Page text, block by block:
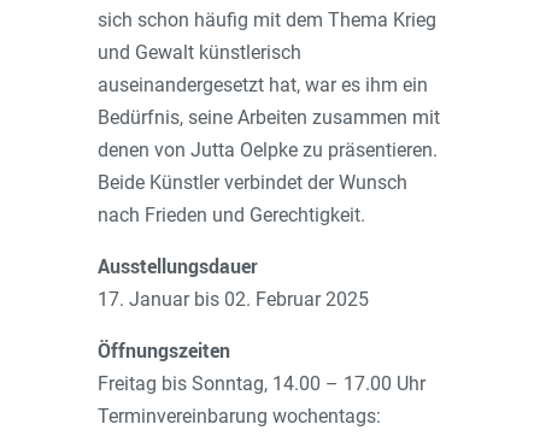
sich schon häufig mit dem Thema Krieg
und Gewalt künstlerisch
auseinandergesetzt hat, war es ihm ein
Bedürfnis, seine Arbeiten zusammen mit
denen von Jutta Oelpke zu präsentieren.
Beide Künstler verbindet der Wunsch
nach Frieden und Gerechtigkeit.
Ausstellungsdauer
17. Januar bis 02. Februar 2025
Öffnungszeiten
Freitag bis Sonntag, 14.00 – 17.00 Uhr
Terminvereinbarung wochentags: